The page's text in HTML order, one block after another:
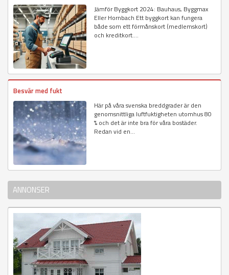
Jämför Byggkort 2024: Bauhaus, Byggmax
Eller Hornbach Ett byggkort kan fungera
både som ett förmånskort (medlemskort)
och kreditkort....
Besvär med fukt
Här på våra svenska breddgrader är den
genomsnittliga luftfuktigheten utomhus 80
% och det är inte bra för våra bostäder.
Redan vid en...
ANNONSER